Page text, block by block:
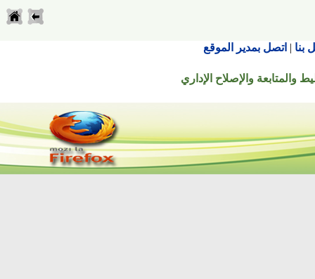
| اتصل بمدير الموقع
والإصلاح الإداري